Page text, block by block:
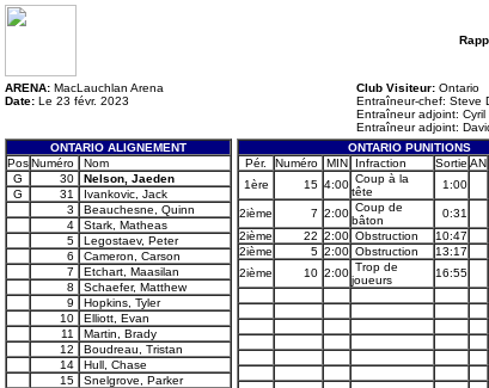
ARENA: MacLauchlan Arena
Date: Le 23 févr. 2023
Club Visiteur: Ontario
Entraîneur-chef: Steve
Entraîneur adjoint: Cyril
Entraîneur adjoint:
ONTARIO ALIGNEMENT
PosNuméro
Nom
G
30
Nelson, Jaeden
G
31
Ivankovic, Jack
3
Beauchesne, Quinn
4
Stark, Matheas
5
Legostaev, Peter
6
Cameron, Carson
7
Etchart, Maasilan
8
Schaefer, Matthew
9
Hopkins, Tyler
10
Elliott, Evan
11
Martin, Brady
12
Boudreau, Tristan
14
Hull, Chase
15
Snelgrove, Parker
ONTARIO PUNITIONS
Pér.
Numéro MIN Infraction Sortie AN
1ère
15 4:00 Coup à la
tête
1:00
2ième 7 2:00 Coup de
bâton
0:31
2ième
22 2:00 Obstruction 10:47
2ième
5 2:00 Obstruction 13:17
2ième
10 2:00 Trop de
joueurs
16:55